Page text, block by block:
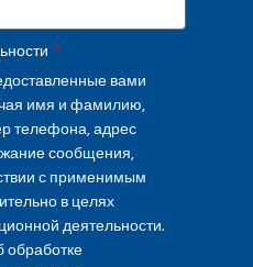
вами
имя и фамилию,
телефона, адрес
сообщения,
с применимым
в целях
деятельности.